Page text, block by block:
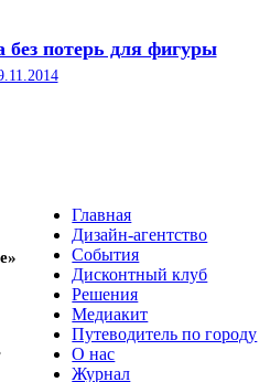
без потерь для фигуры
Главная
Дизайн-агентство
События
Дисконтный клуб
Решения
Медиакит
Путеводитель по городу
О нас
Журнал